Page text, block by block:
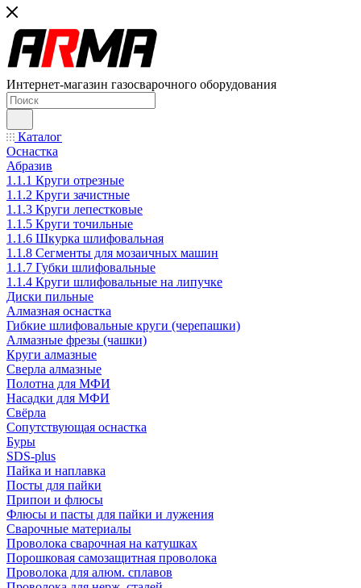
Интернет-магазин газосварочного оборудования
Каталог
Оснастка
Абразив
1.1.1 Круги отрезные
1.1.2 Круги зачистные
1.1.3 Круги лепестковые
1.1.5 Круги точильные
1.1.6 Шкурка шлифовальная
1.1.8 Сегменты для мозаичных машин
1.1.7 Губки шлифовальные
1.1.4 Круги шлифовальные на липучке
Диски пильные
Алмазная оснастка
Гибкие шлифовальные круги (черепашки)
Алмазные фрезы (чашки)
Круги алмазные
Сверла алмазные
Полотна для МФИ
Насадки для МФИ
Свёрла
Сопутствующая оснастка
Буры
SDS-plus
Пайка и наплавка
Посты для пайки
Припои и флюсы
Флюсы и пасты для пайки и лужения
Сварочные материалы
Проволока сварочная на катушках
Порошковая самозащитная проволока
Проволока для алюм. сплавов